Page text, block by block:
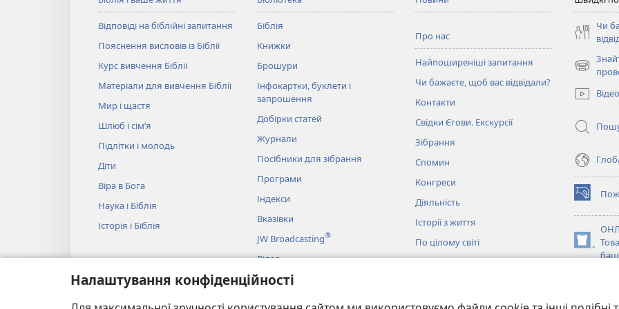
Налаштування конфіденційності
Відповіді на біблійні запитання
Пояснення висловів із Біблії
Курс вивчення Біблії
Матеріали для вивчення Біблії
Мир і щастя
Шлюб і сім’я
Підлітки і молодь
Діти
Віра в Бога
Наука і Біблія
Історія і Біблія
Біблія
Книжки
Брошури
Інфокартки, буклети і
запрошення
Добірки статей
Журнали
Посібники для зібрання
Програми
Індекси
Вказівки
JW Broadcasting®
Відео
Музика
Про нас
Найпоширеніші запитання
Чи бажаєте, щоб вас відвідали?
Контакти
Свідки Єгови. Екскурсії
Зібрання
Спомин
Конгреси
Діяльність
Історії з життя
По цілому світі
Чи
новомуВідео
у
новому
вікні)
у